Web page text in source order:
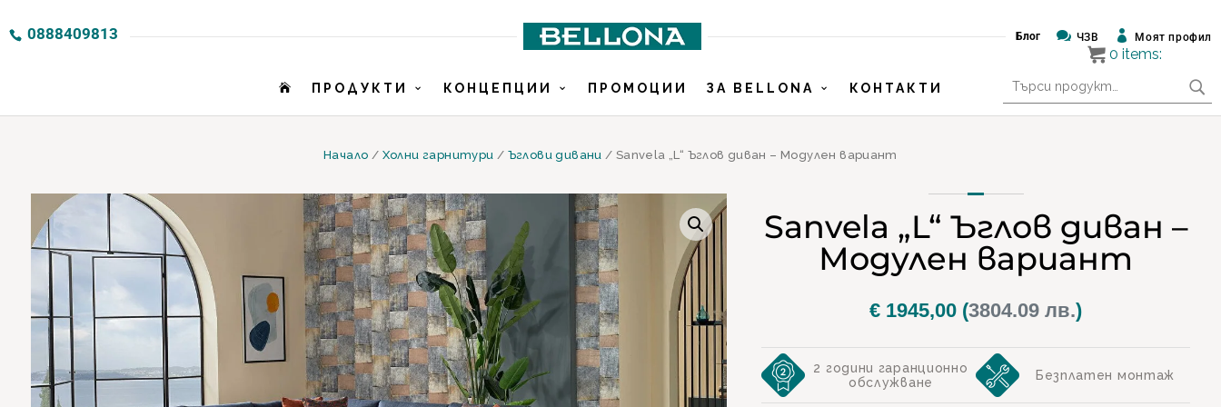
0888409813 Блог  ЧЗВ  Моят профил
 ПРОДУКТИ КОНЦЕПЦИИ ПРОМОЦИИ ЗА BELLONA КОНТАКТИ
за:
Начало / Холни гарнитури / Ъглови дивани / Sanvela „L“ Ъглов диван – Модулен вариант
Sanvela „L“ Ъглов диван –
Модулен вариант
€ 1945,00 (3804.09 лв.)
2 години гаранционно
обслужване
Безплатен монтаж
0 items: